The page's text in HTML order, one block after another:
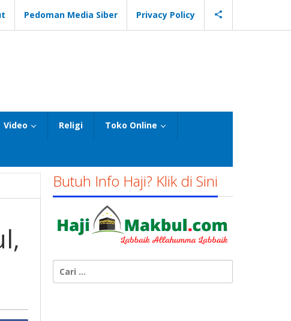
Pedoman Media Siber Privacy Policy
Video Religi Toko Online
Butuh Info Haji? Klik di Sini
untuk: